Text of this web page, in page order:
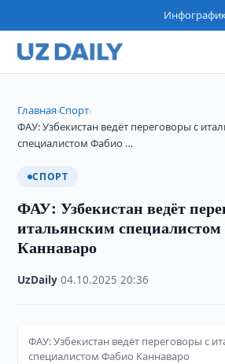
Главная›Спорт›
ФАУ: Узбекистан ведёт переговоры с
специалистом Фабио …
СПОРТ
ФАУ: Узбекистан ведёт
итальянским
Каннаваро
UzDaily ·04.10.2025 ·20:36
ФАУ: Узбекистан ведёт переговоры с
специалистом Фабио Каннаваро